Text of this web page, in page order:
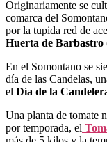
Originariamente se
comarca del
por la tupida red de
Huerta de Barbastro
En el Somontano se
día de las Candelas,
el Día de la
Una planta de tomate
por temporada, el